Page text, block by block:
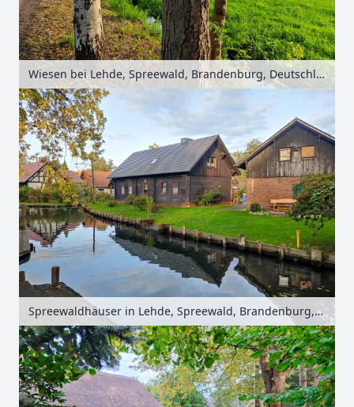
Wiesen bei Lehde, Spreewald, Brandenburg, Deutschland
Spreewaldhäuser in Lehde, Spreewald, Brandenburg, Deutschland